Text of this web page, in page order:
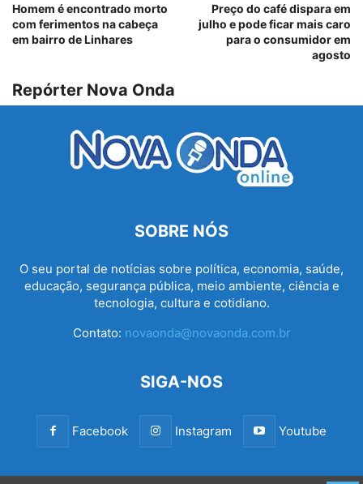
Homem é encontrado morto
com ferimentos na cabeça
em bairro de Linhares
Preço do café dispara em
julho e pode ficar mais caro
para o consumidor em
agosto
Repórter Nova Onda
SOBRE NÓS
O seu portal de notícias sobre política, economia, saúde,
educação, segurança pública, meio ambiente, ciência e
tecnologia, cultura e cotidiano.
Contato: novaonda@novaonda.com.br
SIGA-NOS
Facebook Instagram Youtube